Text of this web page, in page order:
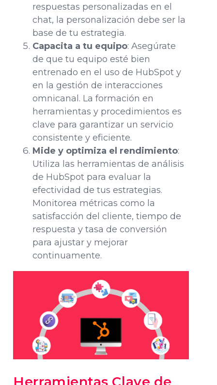
respuestas personalizadas en el
chat, la personalización debe ser la
base de tu estrategia.
Capacita a tu equipo: Asegúrate
de que tu equipo esté bien
entrenado en el uso de HubSpot y
en la gestión de interacciones
omnicanal. La formación en
herramientas y procedimientos es
clave para garantizar un servicio
consistente y eficiente.
Mide y optimiza el rendimiento:
Utiliza las herramientas de análisis
de HubSpot para evaluar la
efectividad de tus estrategias.
Monitorea métricas como la
satisfacción del cliente, tiempo de
respuesta y tasa de conversión
para ajustar y mejorar
continuamente.
Herramientas Clave de